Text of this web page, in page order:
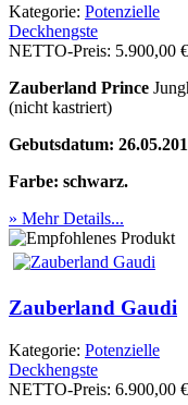
Kategorie: Po­ten­zi­elle
Deckhengste
NETTO-Preis: 5.900,00 €
Zauberland Prince
(nicht kastriert)
Gebutsdatum:
Farbe: schwarz.
» Mehr Details...
Zauberland Gaudi
Kategorie: Po­ten­zi­elle
Deckhengste
NETTO-Preis: 6.900,00 €